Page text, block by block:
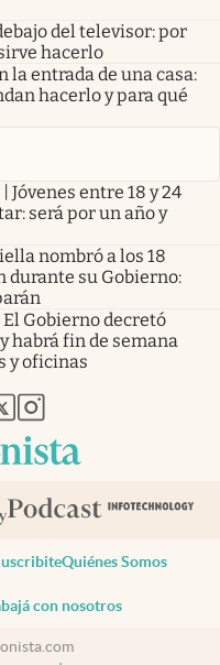
del televisor: por
hacerlo
la entrada de una casa:
hacerlo y para qué
entre 18 y 24
será por un año y
nombró a los 18
durante su Gobierno:
Gobierno decretó
habrá fin de semana
y oficinas
pestaña
nueva pestaña
en nueva pestaña
abre en nueva pestaña
abre en nueva pestaña
Quiénes Somos
con nosotros